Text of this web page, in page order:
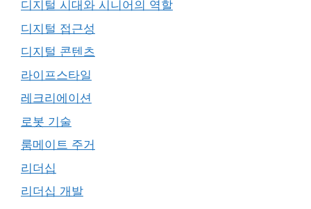
디지털 시대와 시니어의 역할
디지털 접근성
디지털 콘텐츠
라이프스타일
레크리에이션
로봇 기술
룸메이트 주거
리더십
리더십 개발